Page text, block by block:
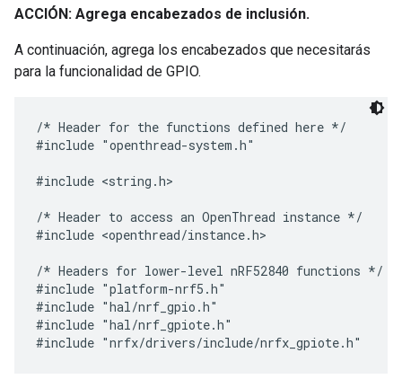
ACCIÓN: Agrega encabezados de inclusión.
A continuación, agrega los encabezados que necesitarás
para la funcionalidad de GPIO.
/* Header for the functions defined here */
#include "openthread-system.h"
#include <string.h>
/* Header to access an OpenThread instance */
#include <openthread/instance.h>
/* Headers for lower-level nRF52840 functions */
#include "platform-nrf5.h"
#include "hal/nrf_gpio.h"
#include "hal/nrf_gpiote.h"